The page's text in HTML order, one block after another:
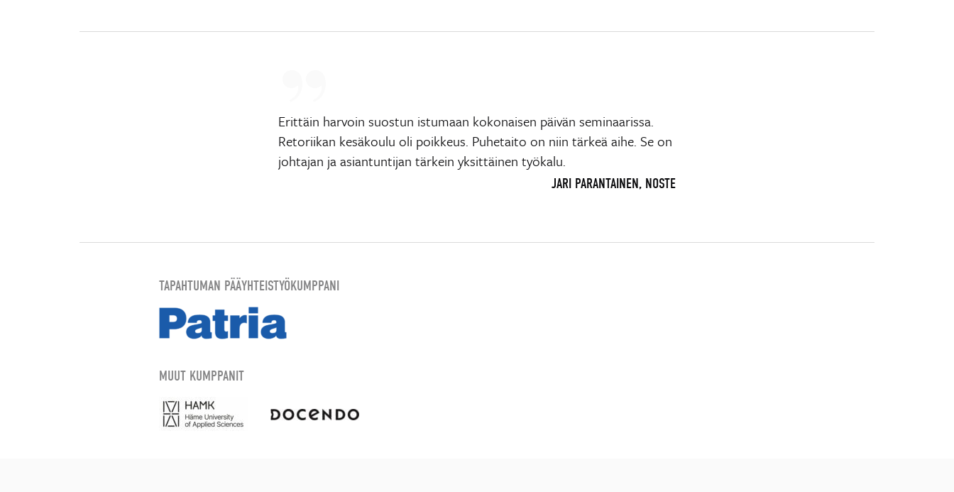
Erittäin harvoin suostun istumaan kokonaisen päivän seminaarissa.
Retoriikan kesäkoulu oli poikkeus. Puhetaito on niin tärkeä aihe. Se on
johtajan ja asiantuntijan tärkein yksittäinen työkalu.
JARI PARANTAINEN, NOSTE
TAPAHTUMAN PÄÄYHTEISTYÖKUMPPANI
MUUT KUMPPANIT